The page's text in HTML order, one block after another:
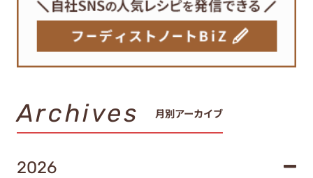
Archives 月別アーカイブ
2026